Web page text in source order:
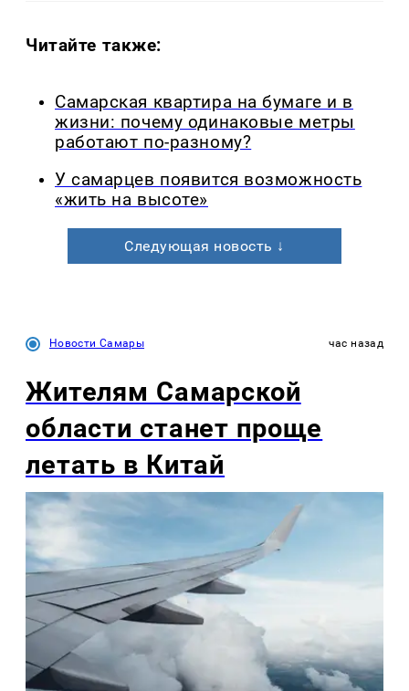
Читайте также:
Самарская квартира на бумаге и в
жизни: почему одинаковые метры
работают по-разному?
У самарцев появится возможность
«жить на высоте»
Следующая новость ↓
Новости Самары час назад
Жителям Самарской
области станет проще
летать в Китай